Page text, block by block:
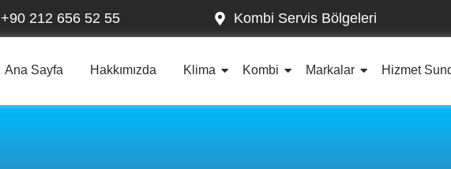
+90 212 656 52 55 Kombi Servis Bölgeleri
Ana Sayfa Hakkımızda Klima Kombi Markalar Hizmet